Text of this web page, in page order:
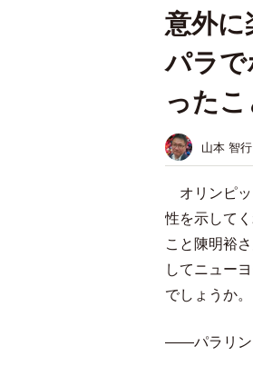
意外
パラで
ったこ
山本 智行
オリンピッ
性を示して
こと陳明裕
してニュー
でしょうか。
――パラリン